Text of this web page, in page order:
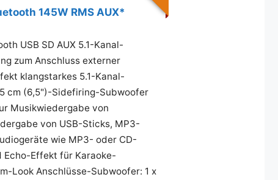
145W RMS AUX*
USB SD AUX 5.1-Kanal-
zum Anschluss externer
klangstarkes 5.1-Kanal-
cm (6,5")-Sidefiring-Subwoofer
Musikwiedergabe von
von USB-Sticks, MP3-
wie MP3- oder CD-
Echo-Effekt für Karaoke-
Look Anschlüsse-Subwoofer: 1 x